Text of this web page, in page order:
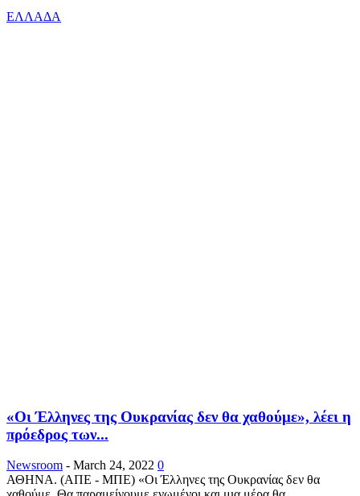
ΕΛΛΑΔΑ
«Οι Έλληνες της Ουκρανίας δεν θα χαθούμε», λέει η
πρόεδρος των...
Newsroom - March 24, 2022 0
ΑΘΗΝΑ. (ΑΠΕ - ΜΠΕ) «Οι Έλληνες της Ουκρανίας δεν θα